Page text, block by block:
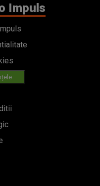
Impuls